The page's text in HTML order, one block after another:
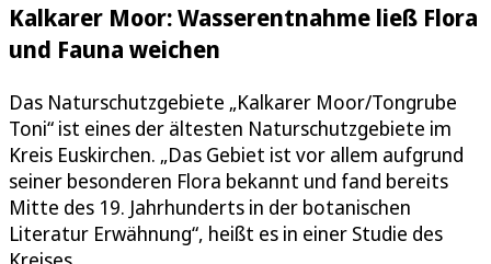
Kalkarer Moor: Wasserentnahme ließ Flora
und Fauna weichen
Das Naturschutzgebiete „Kalkarer Moor/Tongrube
Toni“ ist eines der ältesten Naturschutzgebiete im
Kreis Euskirchen. „Das Gebiet ist vor allem aufgrund
seiner besonderen Flora bekannt und fand bereits
Mitte des 19. Jahrhunderts in der botanischen
Literatur Erwähnung“, heißt es in einer Studie des